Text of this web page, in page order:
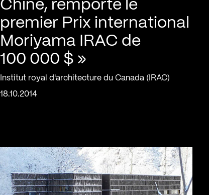
Chine, remporte le
premier Prix international
Moriyama IRAC de
100 000 $ »
Institut royal d'architecture du Canada (IRAC)
18.10.2014